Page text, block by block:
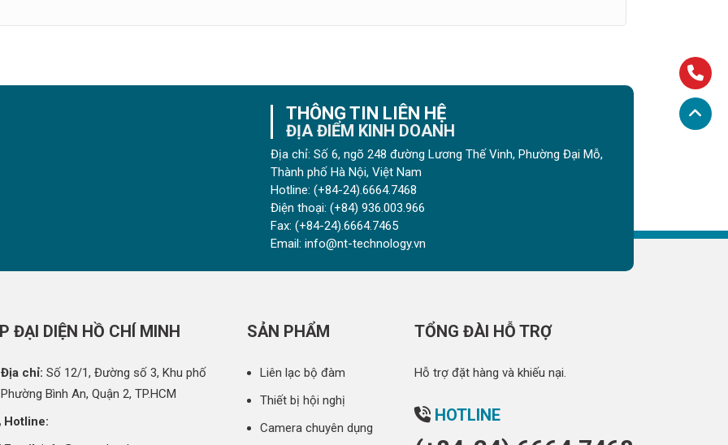
THÔNG TIN LIÊN HỆ
ĐỊA ĐIỂM KINH DOANH
Địa chỉ: Số 6, ngõ 248 đường Lương Thế Vinh, Phường Đại Mỗ,
Thành phố Hà Nội, Việt Nam
Hotline: (+84-24).6664.7468
Điện thoại: (+84) 936.003.966
Fax: (+84-24).6664.7465
Email: info@nt-technology.vn
ĐẠI DIỆN HỒ CHÍ MINH
Địa chỉ: Số 12/1, Đường số 3, Khu phố
Bình An, Quận 2, TP.HCM
Hotline:
SẢN PHẨM
Liên lạc bộ đàm
Thiết bị hội nghị
Camera chuyên dụng
TỔNG ĐÀI HỖ TRỢ
Hỗ trợ đặt hàng và khiếu nại.
HOTLINE